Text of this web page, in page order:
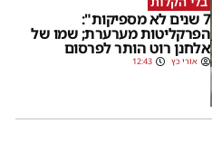
7 שנים לא מספיקות":
הפרקליטות מערערת; שמו של
אלחנן רוט הותר לפרסום
אורי כץ 12:43